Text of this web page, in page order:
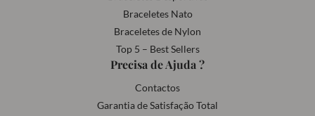
Braceletes Nato
Braceletes de Nylon
Top 5 – Best Sellers
Precisa de Ajuda ?
Contactos
Garantia de Satisfação Total